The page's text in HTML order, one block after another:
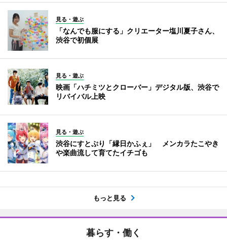
見る・遊ぶ
「なんでも服にする」クリエーター塩川夏子さん、
渋谷で初個展
見る・遊ぶ
映画「ハチミツとクローバー」デジタル版、渋谷で
リバイバル上映
見る・遊ぶ
渋谷にすとぷり「縁日かふぇ」 メンカラたこやき
や楽曲流して育てたイチゴも
もっと見る
暮らす・働く